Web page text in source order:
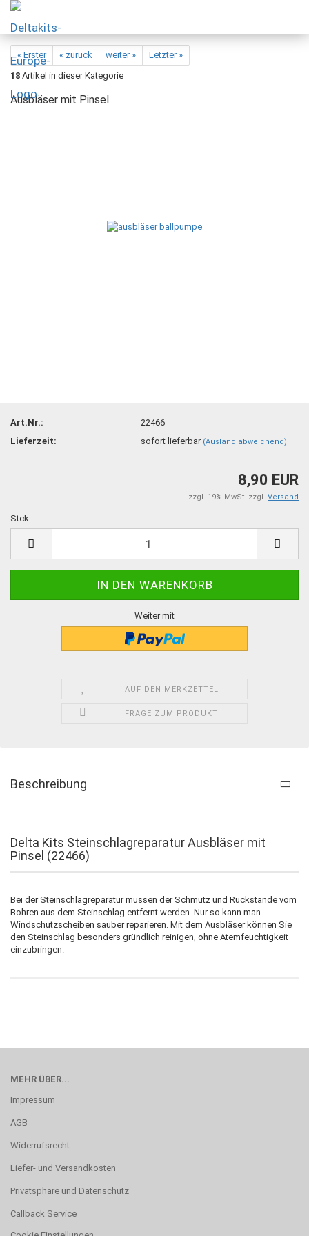
« Erster « zurück weiter »
Letzter »
18 Artikel in dieser Kategorie
Ausbläser mit Pinsel
Art.Nr.:
22466
Lieferzeit:
sofort lieferbar (Ausland abweichend)
8,90 EUR
zzgl. 19% MwSt. zzgl. Versand
Stck:
Weiter mit
AUF DEN MERKZETTEL
FRAGE ZUM PRODUKT
Beschreibung
Delta Kits Steinschlagreparatur Ausbläser mit
Pinsel (22466)
Bei der Steinschlagreparatur müssen der Schmutz und Rückstände vom
Bohren aus dem Steinschlag entfernt werden. Nur so kann man
Windschutzscheiben sauber reparieren. Mit dem Ausbläser können Sie
den Steinschlag besonders gründlich reinigen, ohne Atemfeuchtigkeit
einzubringen.
MEHR ÜBER...
Impressum
AGB
Widerrufsrecht
Liefer- und Versandkosten
Privatsphäre und Datenschutz
Callback Service